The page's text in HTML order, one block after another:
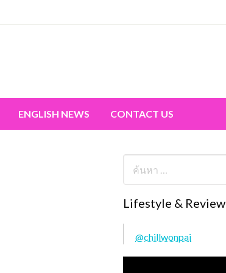
ENGLISH NEWS CONTACT US
Lifestyle & Review
@chillwonpai